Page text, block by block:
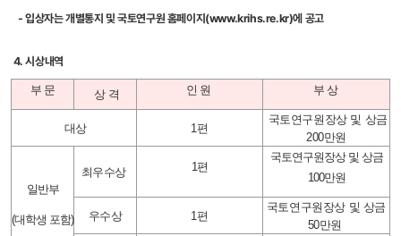
- 입상자는 개별통지 및 국토연구원 홈페이지(www.krihs.re.kr)에 공고
4. 시상내역
부 문 상 격 인 원 부 상
대상 1편
국토연구원장상 및 상금
200만원
일반부
(대학생 포함)
최우수상 1편
국토연구원장상 및 상금
100만원
우수상 1편
국토연구원장상 및 상금
50만원